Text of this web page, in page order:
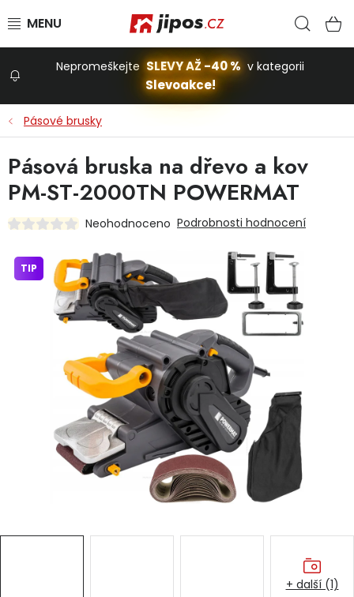
Stavba a dům
Dílna
Domácnost
Dětská hřiště
Autodoplňky
Vánoce
Nepromeškejte SLEVY AŽ -40 % v kategorii
Slevoakce!
Pásové brusky
Pásová bruska na dřevo a kov
PM-ST-2000TN POWERMAT
Neohodnoceno Podrobnosti hodnocení
TIP
+ další (1)